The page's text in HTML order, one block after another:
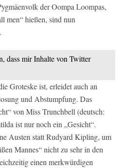
der Oompa Loompas,
men“ hießen, sind nun
dass mir Inhalte von Twitter
Groteske ist, erleidet auch an
und Abstumpfung. Das
von Miss Trunchbell (deutsch:
ist nur noch ein „Gesicht“.
Austen statt Rudyard Kipling, um
Mannes“ nicht zu sehr in den
einen merkwürdigen